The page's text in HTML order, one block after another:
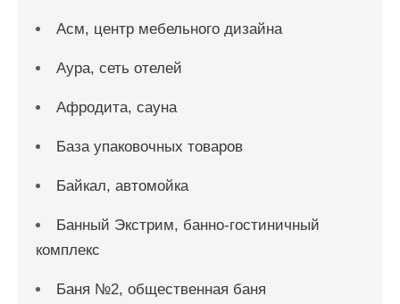
Асм, центр мебельного дизайна
Аура, сеть отелей
Афродита, сауна
База упаковочных товаров
Байкал, автомойка
Банный Экстрим, банно-гостиничный
комплекс
Баня №2, общественная баня